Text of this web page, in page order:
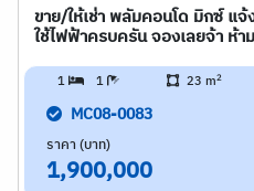
ขาย/ให้เช่า พลัมคอนโด มิกซ์ แ
ใช้ไฟฟ้าครบครัน จองเลยจ้า ห้า
1 1 23 m2
MC08-0083
ราคา (บาท)
1,900,000